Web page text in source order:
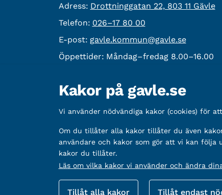
Adress: besöksadress:
Drottninggatan 22, 803 11 Gävle
Telefon: Telefon:
026–17 80 00
E-post: E-post:
gavle.kommun@gavle.se
Öppettider: Måndag–fredag 8.00–16.00
Övrig information
Organisationsnummer: 212000-2338
Bankgironummer: 5888-2333
Fler sätt att följa oss
Kakor på gavle.se
Vi använder nödvändiga kakor (cookies) för
Om du tillåter alla kakor tillåter du även
användare och kakor som gör att vi kan
kakor du tillåter.
Läs om vilka kakor vi använder och ändra
Tillåt alla kakor Tillåt endast